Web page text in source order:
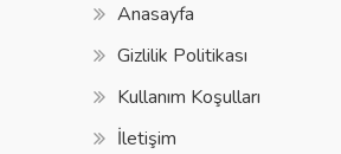
Anasayfa
Gizlilik Politikası
Kullanım Koşulları
İletişim